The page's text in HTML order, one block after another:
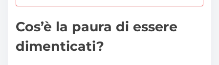
Cos’è la paura di essere
dimenticati?